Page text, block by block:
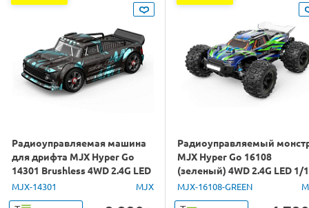
Радиоуправляемая машина
для дрифта MJX Hyper Go
14301 Brushless 4WD 2.4G LED
1/14 RTR
MJX-14301 MJX
Радиоуправляемый
MJX Hyper Go 16108
(зеленый) 4WD 2.4G LED 1/
RTR
MJX-16108-GREEN